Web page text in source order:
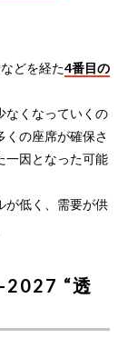
どを経た4番目の
なくなっていくの
の座席が確保さ
一因となった可能
が低く、需要が供
2027 “透